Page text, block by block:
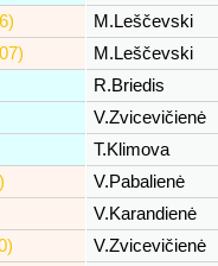
M.Leščevski
M.Leščevski
R.Briedis
V.Zvicevičienė
T.Klimova
V.Pabalienė
V.Karandienė
V.Zvicevičienė